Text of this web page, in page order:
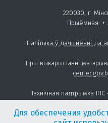
220030, г.
Прыёмная: +
Палітыка ў дачыненні да
Пры выкарыстанні
Тэхнічная падтрымка
Для обеспечения